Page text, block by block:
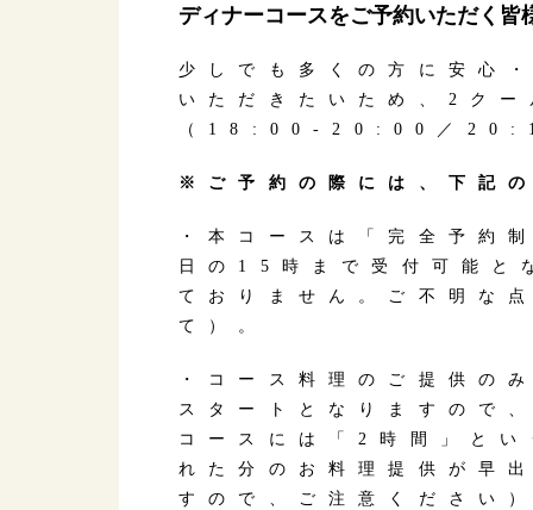
ディナーコースをご予約いただく皆
少しでも多くの方に安心
いただきたいため、2ク
（18:00-20:00／
※ご予約の際には、下記
・本コースは「完全予約
日の15時まで受付可能と
ておりません。ご不明な
て）。
・コース料理のご提供の
スタートとなりますので
コースには「2時間」と
れた分のお料理提供が早
すので、ご注意ください